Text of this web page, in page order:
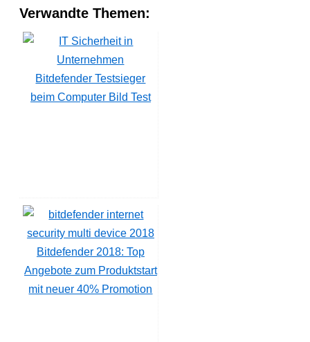
Verwandte Themen:
Bitdefender Testsieger
beim Computer Bild Test
Bitdefender 2018: Top
Angebote zum Produktstart
mit neuer 40% Promotion